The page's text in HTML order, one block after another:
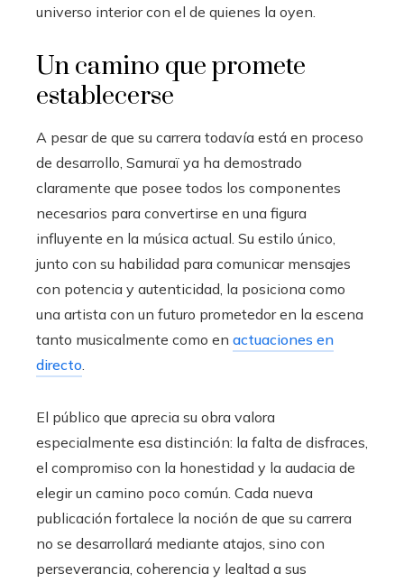
universo interior con el de quienes la oyen.
Un camino que promete
establecerse
A pesar de que su carrera todavía está en proceso
de desarrollo, Samuraï ya ha demostrado
claramente que posee todos los componentes
necesarios para convertirse en una figura
influyente en la música actual. Su estilo único,
junto con su habilidad para comunicar mensajes
con potencia y autenticidad, la posiciona como
una artista con un futuro prometedor en la escena
tanto musicalmente como en actuaciones en
directo
El público que aprecia su obra valora
especialmente esa distinción: la falta de disfraces,
el compromiso con la honestidad y la audacia de
elegir un camino poco común. Cada nueva
publicación fortalece la noción de que su carrera
no se desarrollará mediante atajos, sino con
perseverancia, coherencia y lealtad a sus